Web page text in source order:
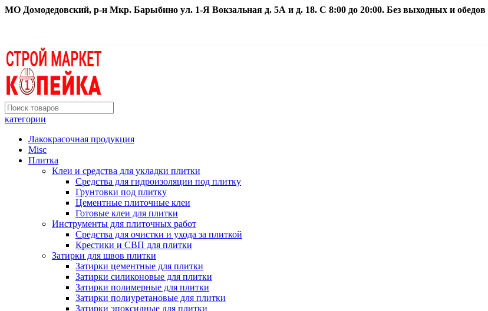
МО Домодедовский, р-н Мкр. Барыбино ул. 1-Я Вокзальная д. 5А и д. 18. С 8:00 до 20:00. Без выходных и обедов
категории
Лакокрасочная продукция
Misc
Плитка
Клеи и средства для укладки плитки
Средства для гидроизоляции под плитку
Грунтовки под плитку
Цементные плиточные клеи
Готовые клеи для плитки
Инструменты для плиточных работ
Средства для очистки и ухода за плиткой
Крестики и СВП для плитки
Затирки для швов плитки
Затирки цементные для плитки
Затирки силиконовые для плитки
Затирки полимерные для плитки
Затирки полиуретановые для плитки
Затирки эпоксидные для плитки